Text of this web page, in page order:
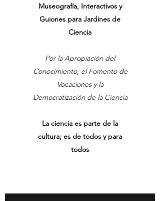
Museografía, Interactivos y
Guiones para Jardines de
Ciencia
Por la Apropiación del
Conocimiento, el Fomento de
Vocaciones y la
Democratización de la Ciencia
La ciencia es parte de la
cultura; es de todos y para
todos